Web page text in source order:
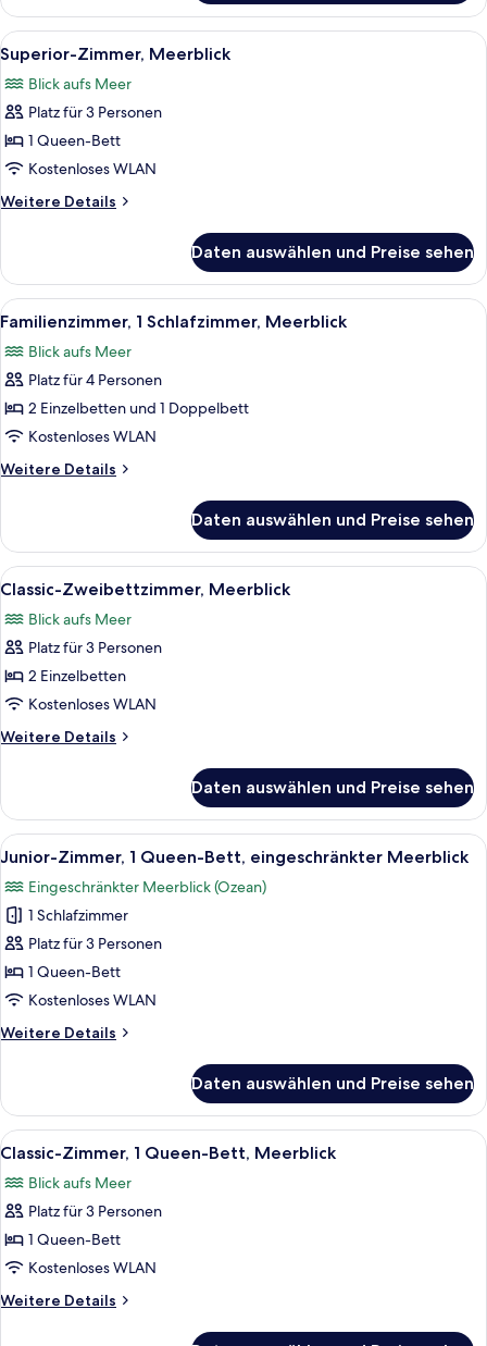
Apartment,
3 Schlafzimmer,
Meerblick
Alle
Fotos
für
Superior-
Zimmer,
Meerblick
anzeigen
Ein Himmelsbett mit einer
8
Superior-Zimmer, Meerblick
Blick aufs Meer
Platz für 3 Personen
1 Queen-Bett
Kostenloses WLAN
Weitere Details
Weitere
Zimmer,
Meerblick
Daten auswählen und Preise sehen
Alle
Fotos
für
Familienzimmer,
1
Schlafzimmer,
Meerblick
anzeigen
Ein Hotelzimmer mit Bett,
4
Familienzimmer, 1 Schlafzimmer, Meerblick
Blick aufs Meer
Platz für 4 Personen
2 Einzelbetten und 1 Doppelbett
Kostenloses WLAN
Weitere Details
Weitere
1
Schlafzimmer,
Meerblick
Daten auswählen und Preise sehen
Alle
Fotos
für
Classic-
Zweibettzimmer,
Meerblick
anzeigen
Ein Hotelzimmer mit zwei Betten,
5
Classic-Zweibettzimmer, Meerblick
Blick aufs Meer
Platz für 3 Personen
2 Einzelbetten
Kostenloses WLAN
Weitere Details
Weitere
Zweibettzimmer,
Meerblick
Daten auswählen und Preise sehen
Alle
Fotos
für
Junior-
Zimmer,
1
Queen-
eingeschränkter
Ein traditionell eingerichteter Raum
10
Junior-Zimmer, 1 Queen-Bett, eingeschränkter Meerblick
Eingeschränkter Meerblick (Ozean)
1 Schlafzimmer
Platz für 3 Personen
1 Queen-Bett
Kostenloses WLAN
Weitere Details
Weitere
Zimmer,
Queen-
eingeschränkter
Meerblick
Daten auswählen und Preise sehen
Alle
Fotos
für
Classic-
Zimmer,
1
Queen-
Bett,
Ein Bett mit Baldachin, ein
8
Classic-Zimmer, 1 Queen-Bett, Meerblick
Blick aufs Meer
Platz für 3 Personen
1 Queen-Bett
Kostenloses WLAN
Weitere Details
Weitere